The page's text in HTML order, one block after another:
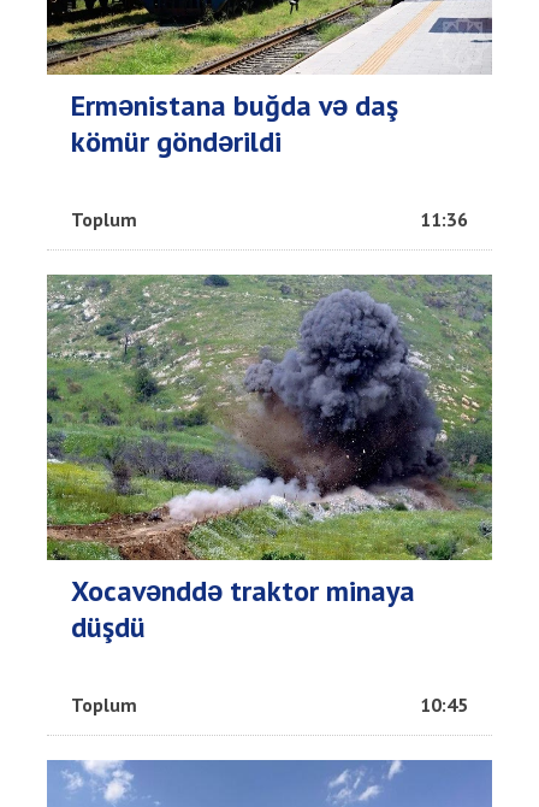
Ermənistana buğda və daş
kömür göndərildi
Toplum 11:36
Xocavənddə traktor minaya
düşdü
Toplum 10:45